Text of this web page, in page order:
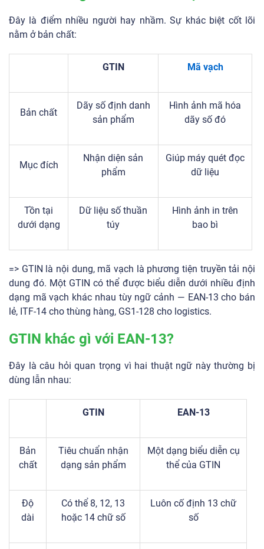
Đây là điểm nhiều người hay nhầm. Sự khác biệt cốt lõi
nằm ở bản chất:
GTIN Mã vạch
Bản chất
Dãy số định danh
sản phẩm
Hình ảnh mã hóa
dãy số đó
Mục đích
Nhận diện sản
phẩm
Giúp máy quét đọc
dữ liệu
Tồn tại
dưới dạng
Dữ liệu số thuần
túy
Hình ảnh in trên
bao bì
=> GTIN là nội dung, mã vạch là phương tiện truyền tải nội
dung đó. Một GTIN có thể được biểu diễn dưới nhiều định
dạng mã vạch khác nhau tùy ngữ cảnh — EAN-13 cho bán
lẻ, ITF-14 cho thùng hàng, GS1-128 cho logistics.
GTIN khác gì với EAN-13?
Đây là câu hỏi quan trọng vì hai thuật ngữ này thường bị
dùng lẫn nhau:
GTIN EAN-13
Bản
chất
Tiêu chuẩn nhận
dạng sản phẩm
Một dạng biểu diễn cụ
thể của GTIN
Độ
dài
Có thể 8, 12, 13
hoặc 14 chữ số
Luôn cố định 13 chữ
số